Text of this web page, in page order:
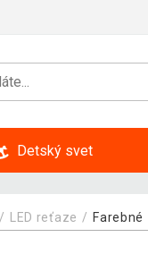
Detský svet
LED reťaze Farebné